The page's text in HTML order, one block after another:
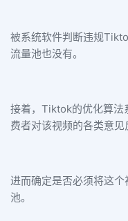
被系统软件判断违规
流量池也没有。
接着，Tiktok的优化算法
费者对该视频的各类意见
进而确定是否必须将这
池。